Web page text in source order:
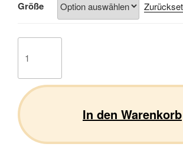
Größe
01
In den Warenkorb